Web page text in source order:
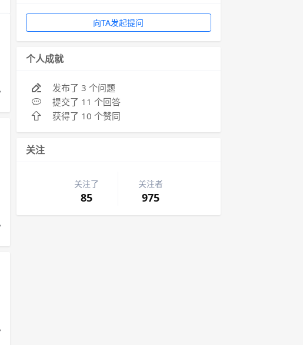
向TA发起提问
个人成就
发布了 3 个问题
提交了 11 个回答
获得了 10 个赞同
关注
关注了
85
关注者
975